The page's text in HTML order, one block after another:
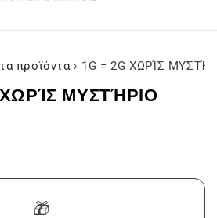
προϊόντα › 1G = 2G ΧΩΡΊΣ
ΧΩΡΊΣ ΜΥΣΤΉΡΙΟ
🎁